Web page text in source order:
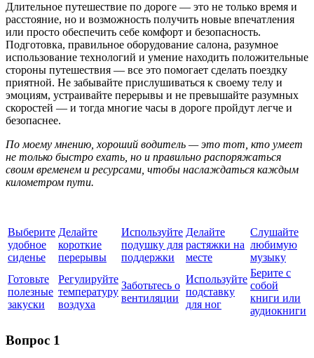
Длительное путешествие по дороге — это не только время и
расстояние, но и возможность получить новые впечатления
или просто обеспечить себе комфорт и безопасность.
Подготовка, правильное оборудование салона, разумное
использование технологий и умение находить положительные
стороны путешествия — все это помогает сделать поездку
приятной. Не забывайте прислушиваться к своему телу и
эмоциям, устраивайте перерывы и не превышайте разумных
скоростей — и тогда многие часы в дороге пройдут легче и
безопаснее.
По моему мнению, хороший водитель — это тот, кто умеет
не только быстро ехать, но и правильно распоряжаться
своим временем и ресурсами, чтобы наслаждаться каждым
километром пути.
Выберите
удобное
сиденье
Делайте
короткие
перерывы
Используйте
подушку для
поддержки
Делайте
растяжки на
месте
Слушайте
любимую
музыку
Готовьте
полезные
закуски
Регулируйте
температуру
воздуха
Заботьтесь о
вентиляции
Используйте
подставку
для ног
Берите с
собой
книги или
аудиокниги
Вопрос 1